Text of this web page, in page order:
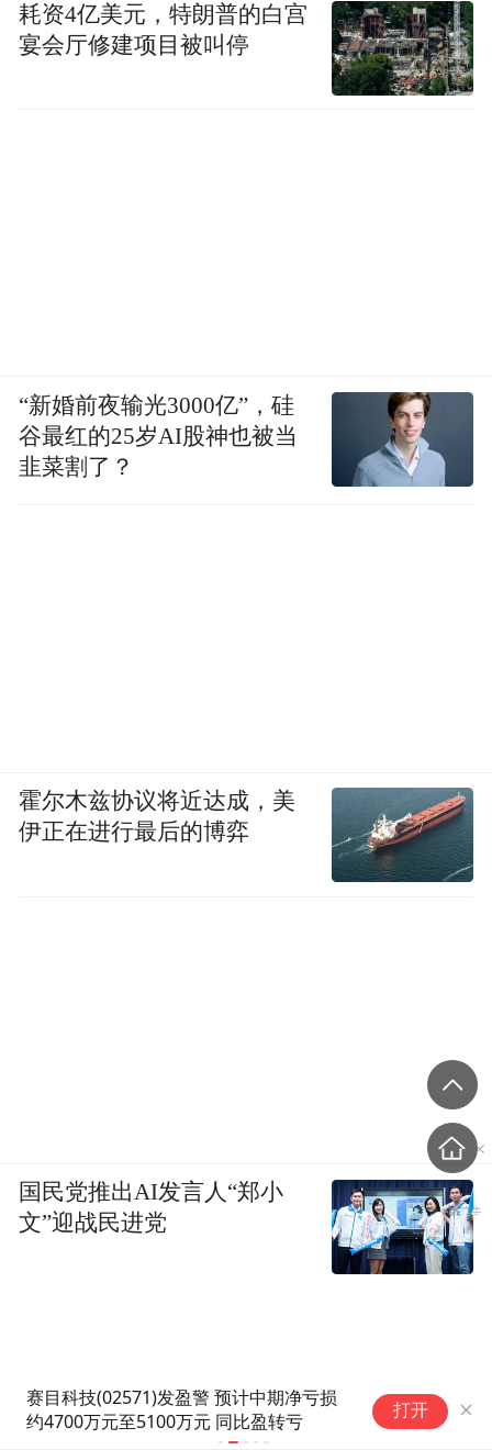
赛目科技(02571)发盈警 预计中期净亏损
约4700万元至5100万元 同比盈转亏
打开
耗资4亿美元，特朗普的白宫
宴会厅修建项目被叫停
“新婚前夜输光3000亿”，硅
谷最红的25岁AI股神也被当
韭菜割了？
霍尔木兹协议将近达成，美
伊正在进行最后的博弈
国民党推出AI发言人“郑小
文”迎战民进党